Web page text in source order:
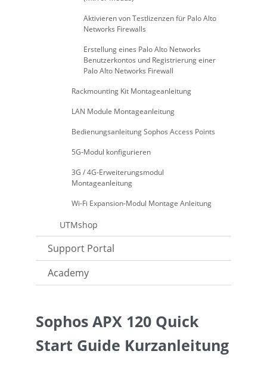
Aktivieren von Testlizenzen für Palo Alto
Networks Firewalls
Erstellung eines Palo Alto Networks
Benutzerkontos und Registrierung einer
Palo Alto Networks Firewall
Rackmounting Kit Montageanleitung
LAN Module Montageanleitung
Bedienungsanleitung Sophos Access Points
5G-Modul konfigurieren
3G / 4G-Erweiterungsmodul
Montageanleitung
Wi-Fi Expansion-Modul Montage Anleitung
UTMshop
Support Portal
Academy
Sophos APX 120 Quick
Start Guide Kurzanleitung